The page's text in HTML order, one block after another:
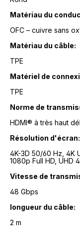
Matériau du
OFC – cuivre sans
Matériau du câble:
TPE
Matériel de
TPE
Norme de
HDMI® à très haut
Résolution d'écran:
4K-3D 50/60 Hz, 4K
1080p Full HD, UHD
Vitesse de
48 Gbps
longueur du câble:
2 m